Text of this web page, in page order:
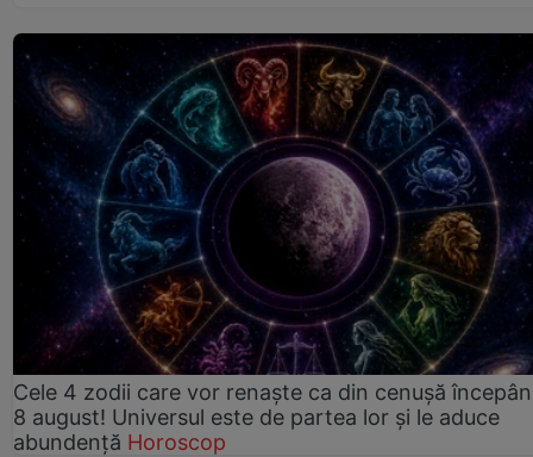
Cele 4 zodii care vor renaște ca din cenușă
8 august! Universul este de partea lor și le aduce
abundență Horoscop